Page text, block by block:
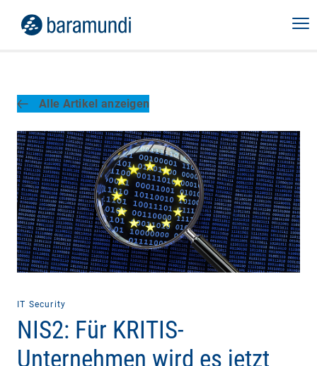
Alle Artikel anzeigen
IT Security
NIS2: Für KRITIS-
Unternehmen wird es jetzt